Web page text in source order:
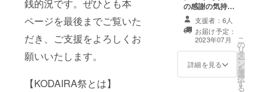
銭的況です。ぜひとも本
ページを最後までご覧いた
だき、ご支援をよろしくお
願いいたします。
【KODAIRA祭とは】
の感謝の気持ち
込めた委員によ
る直筆のお手
紙） お名前のご
記入ください。
（任意）
支援者：6人
お届け予定：
2023年07月
詳細を見る
こ
の
リ
タ
ー
ン
を
選
択
す
る